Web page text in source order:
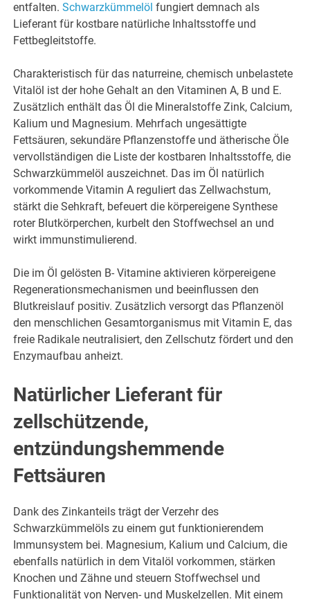
entfalten.Schwarzkümmelöl fungiert demnach als
Lieferant für kostbare natürliche Inhaltsstoffe und
Fettbegleitstoffe.
Charakteristisch für das naturreine, chemisch unbelastete
Vitalöl ist der hohe Gehalt an den Vitaminen A, B und E.
Zusätzlich enthält das Öl die Mineralstoffe Zink, Calcium,
Kalium und Magnesium. Mehrfach ungesättigte
Fettsäuren, sekundäre Pflanzenstoffe und ätherische Öle
vervollständigen die Liste der kostbaren Inhaltsstoffe, die
Schwarzkümmelöl auszeichnet. Das im Öl natürlich
vorkommende Vitamin A reguliert das Zellwachstum,
stärkt die Sehkraft, befeuert die körpereigene Synthese
roter Blutkörperchen, kurbelt den Stoffwechsel an und
wirkt immunstimulierend.
Die im Öl gelösten B- Vitamine aktivieren körpereigene
Regenerationsmechanismen und beeinflussen den
Blutkreislauf positiv. Zusätzlich versorgt das Pflanzenöl
den menschlichen Gesamtorganismus mit Vitamin E, das
freie Radikale neutralisiert, den Zellschutz fördert und den
Enzymaufbau anheizt.
Natürlicher Lieferant für
zellschützende,
entzündungshemmende
Fettsäuren
Dank des Zinkanteils trägt der Verzehr des
Schwarzkümmelöls zu einem gut funktionierendem
Immunsystem bei. Magnesium, Kalium und Calcium, die
ebenfalls natürlich in dem Vitalöl vorkommen, stärken
Knochen und Zähne und steuern Stoffwechsel und
Funktionalität von Nerven- und Muskelzellen. Mit einem